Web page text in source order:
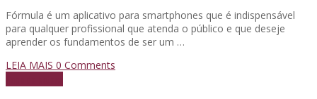
Fórmula é um aplicativo para smartphones que é indispensável
para qualquer profissional que atenda o público e que deseje
aprender os fundamentos de ser um …
LEIA MAIS 0 Comments